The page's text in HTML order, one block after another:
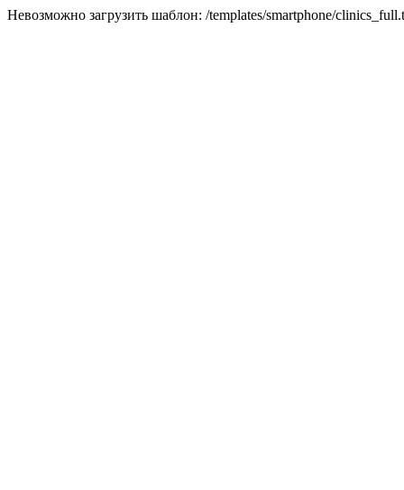
Невозможно загрузить шаблон: /templates/smartphone/